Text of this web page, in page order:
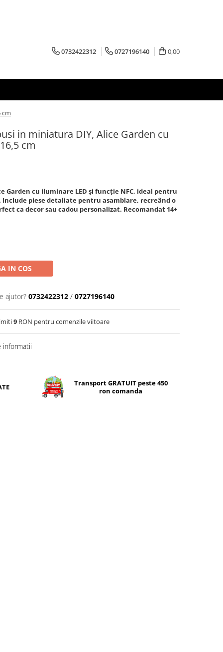
0732422312 0727196140 0,00
cm
in miniatura DIY, Alice Garden cu
cm
Garden cu iluminare LED și funcție NFC, ideal pentru
piese detaliate pentru asamblare, recreând o
ca decor sau cadou personalizat. Recomandat 14+
IN COS
ajutor? 0732422312 / 0727196140
9 RON pentru comenzile viitoare
informatii
Transport GRATUIT peste 450
ron comanda